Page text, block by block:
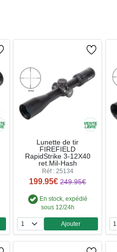
Lunette de tir
FIREFIELD
RapidStrike 3-12X40
ret.Mil-Hash
Réf : 25134
199.95€ 249.95€
En stock, expédié
sous 12/24h
Quantité
Ajouter